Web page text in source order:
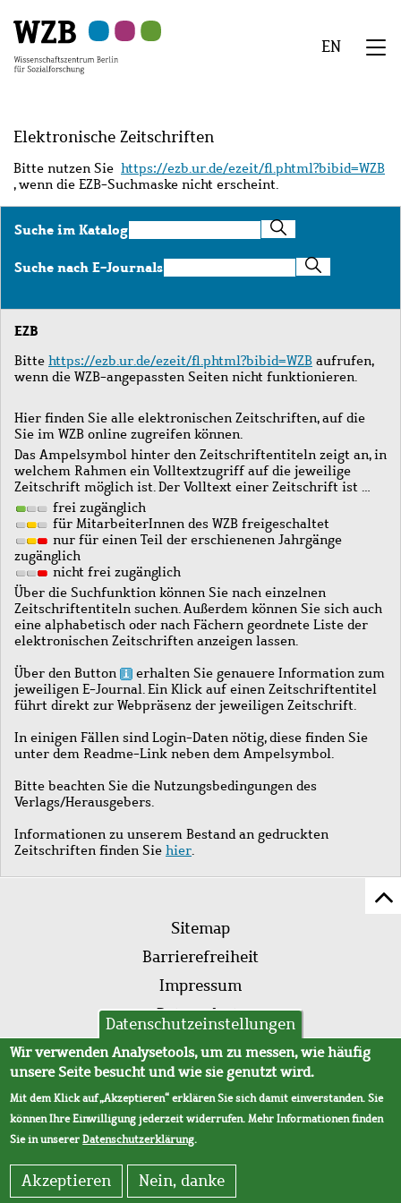
Hauptinhalt
springen
Navigation
springen
Suche
springen
Sekundärnavigation
springen
Fußzeile
springen
EN
Elektronische Zeitschriften
Bitte nutzen Sie https://ezb.ur.de/ezeit/fl.phtml?bibid=WZB
, wenn die EZB-Suchmaske nicht erscheint.
Suche im KatalogSuche
im
Katalog
Suche nach E-JournalsSuche
nach
Journals
EZB
Bitte https://ezb.ur.de/ezeit/fl.phtml?bibid=WZB aufrufen,
wenn die WZB-angepassten Seiten nicht funktionieren.
Hier finden Sie alle elektronischen Zeitschriften, auf die
Sie im WZB online zugreifen können.
Das Ampelsymbol hinter den Zeitschriftentiteln zeigt an, in
welchem Rahmen ein Volltextzugriff auf die jeweilige
Zeitschrift möglich ist. Der Volltext einer Zeitschrift ist …
frei zugänglich
für MitarbeiterInnen des WZB freigeschaltet
nur für einen Teil der erschienenen Jahrgänge
zugänglich
nicht frei zugänglich
Über die Suchfunktion können Sie nach einzelnen
Zeitschriftentiteln suchen. Außerdem können Sie sich auch
eine alphabetisch oder nach Fächern geordnete Liste der
elektronischen Zeitschriften anzeigen lassen.
Über den Button
erhalten Sie genauere Information zum
jeweiligen E-Journal. Ein Klick auf einen Zeitschriftentitel
führt direkt zur Webpräsenz der jeweiligen Zeitschrift.
In einigen Fällen sind Login-Daten nötig, diese finden Sie
unter dem Readme-Link neben dem Ampelsymbol.
Bitte beachten Sie die Nutzungsbedingungen des
Verlags/Herausgebers.
Informationen zu unserem Bestand an gedruckten
Zeitschriften finden Sie hier.
Fußleistenmenü
Sitemap
Barrierefreiheit
Impressum
Datenschutz
AVB
Datenschutzeinstellungen
Wir verwenden Analysetools, um zu messen, wie häufig
unsere Seite besucht und wie sie genutzt wird.
Mit dem Klick auf „Akzeptieren“ erklären Sie sich damit einverstanden. Sie
können Ihre Einwilligung jederzeit widerrufen. Mehr Informationen finden
Sie in unsererDatenschutzerklärung.
Akzeptieren Nein, danke